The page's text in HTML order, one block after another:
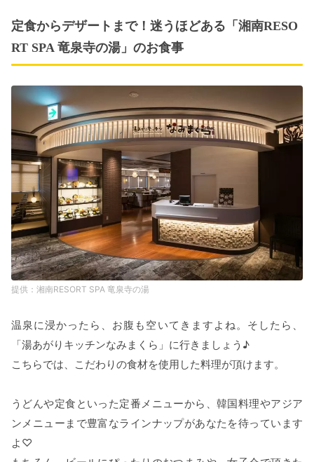
定食からデザートまで！迷うほどある「湘南RESO
RT SPA 竜泉寺の湯」のお食事
湘南RESORT SPA 竜泉寺の湯
温泉に浸かったら、お腹も空いてきますよね。そしたら、
「湯あがりキッチンなみまくら」に行きましょう♪
こちらでは、こだわりの食材を使用した料理が頂けます。
うどんや定食といった定番メニューから、韓国料理やアジア
ンメニューまで豊富なラインナップがあなたを待っています
よ♡